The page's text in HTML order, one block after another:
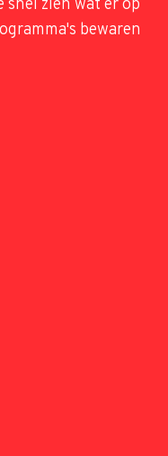
snel zien wat er op
bewaren